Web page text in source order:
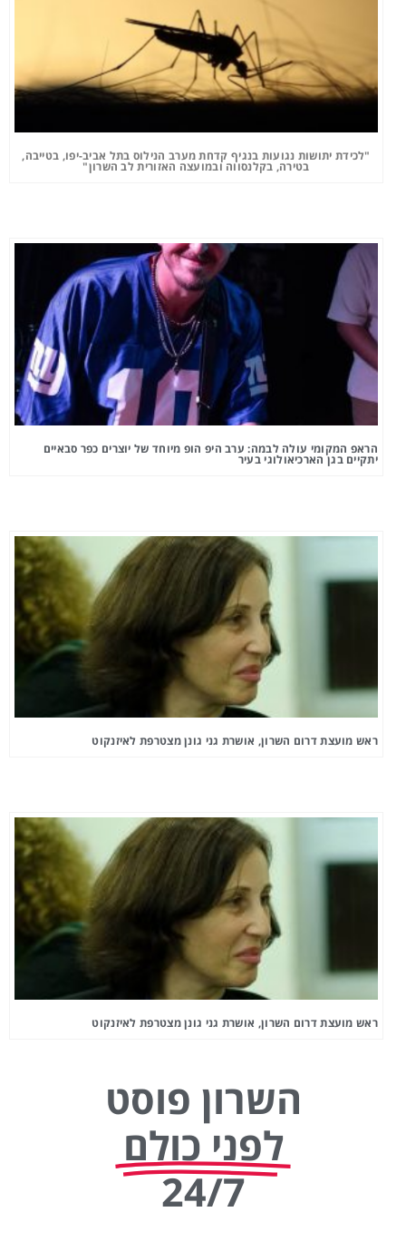
"לכידת יתושות נגועות בנגיף קדחת מערב הנילוס בתל אביב-יפו, בטייבה,
בטירה, בקלנסווה ובמועצה האזורית לב השרון"
הראפ המקומי עולה לבמה: ערב היפ הופ מיוחד של יוצרים כפר סבאיים
יתקיים בגן הארכיאולוגי בעיר
ראש מועצת דרום השרון, אושרת גני גונן מצטרפת לאיזנקוט
ראש מועצת דרום השרון, אושרת גני גונן מצטרפת לאיזנקוט
השרון פוסט
לפני כולם
24/7